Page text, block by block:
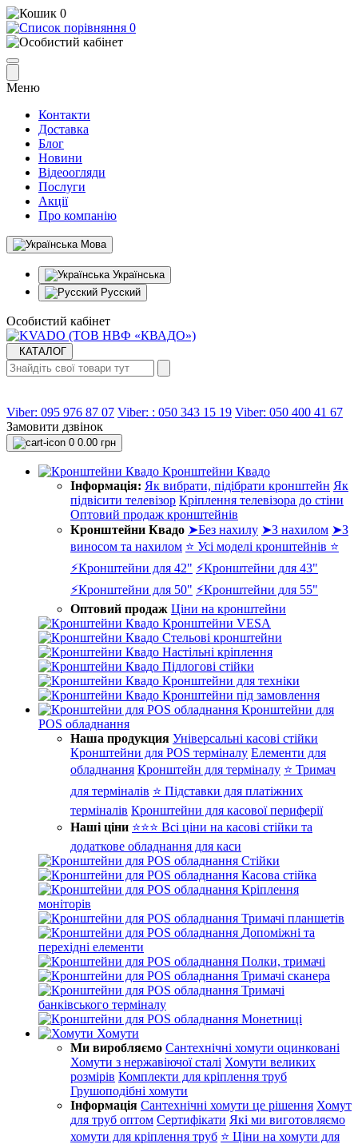
0
0
Меню
Контакти
Доставка
Блог
Новини
Відеоогляди
Послуги
Акції
Про компанію
Мова
Українська
Русский
Особистий кабінет
КАТАЛОГ
Viber: 095 976 87 07 Viber: : 050 343 15 19‬ Viber: 050 400 41 67
Замовити дзвінок
0 0.00 грн
Кронштейни Квадо
Інформація: Як вибрати, підібрати кронштейн Як
підвісити телевізор Кріплення телевізора до стіни
Оптовий продаж кронштейнів
Кронштейни Квадо ➤Без нахилу ➤З нахилом ➤З
виносом та нахилом ⭐ Усі моделі кронштейнів ⭐
⚡Кронштейни для 42" ⚡Кронштейни для 43"
⚡Кронштейни для 50" ⚡Кронштейни для 55"
Оптовий продаж Ціни на кронштейни
Кронштейни VESA
Стельові кронштейни
Настільні кріплення
Підлогові стійки
Кронштейни для техніки
Кронштейни під замовлення
Кронштейни для
POS обладнання
Наша продукция Універсальні касові стійки
Кронштейни для POS терміналу Елементи для
обладнання Кронштейн для терміналу ⭐ Тримач
для терміналів ⭐ Підставки для платіжних
терміналів Кронштейни для касової периферії
Наші ціни ⭐⭐⭐ Всі ціни на касові стійки та
додаткове обладнання для каси
Стійки
Касова стійка
Кріплення
моніторів
Тримачі планшетів
Допоміжні та
перехідні елементи
Полки, тримачі
Тримачі сканера
Тримачі
банківського терміналу
Монетниці
Хомути
Ми виробляємо Сантехнічні хомути оцинковані
Хомути з нержавіючої сталі Хомути великих
розмірів Комплекти для кріплення труб
Грушоподібні хомути
Інформація Сантехнічні хомути це рішення Хомут
для труб оптом Сертифікати Які ми виготовляємо
хомути для кріплення труб ⭐ Ціни на хомути для